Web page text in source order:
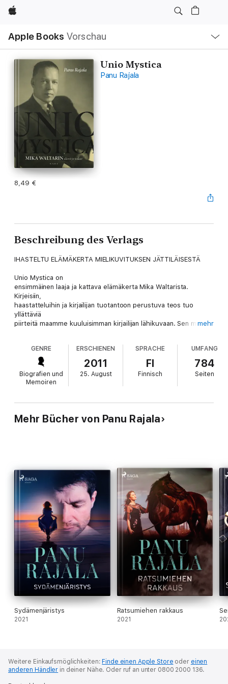
Apple
Apple Books Vorschau
Navigation
Menü
öffnen
Unio Mystica
Panu Rajala
8,49 €
Beschreibung des Verlags
IHASTELTU ELÄMÄKERTA MIELIKUVITUKSEN JÄTTILÄISESTÄ
Unio Mystica on
ensimmäinen laaja ja kattava elämäkerta Mika Waltarista.
Kirjeisiin,
haastatteluihin ja kirjailijan tuotantoon perustuva teos tuo
yllättäviä
piirteitä maamme kuuluisimman kirjailijan lähikuvaan. Sen myötä
rakastumisen ja
karvaan pettymyksen aallokot, jotka Waltari eli huippuja ja
pohjia myöten.
Täyttymyksen hetkinä hän saavutti unenomaisen yhteyden
menneisiin aikakausiin
Unio
Mystica oli vuoden 2008 puhutuimpia ja
mehr
GENRE
Biografien und
Memoiren
ERSCHIENEN
2011
25. August
SPRACHE
FI
Finnisch
UMFANG
784
Seiten
Mehr Bücher von Panu Rajala
Sydämenjäristys
2021
Ratsumiehen rakkaus
2021
Weitere Einkaufsmöglichkeiten:Finde einen Apple Store oder einen
anderen Händler in deiner Nähe. Oder ruf an unter 0800 2000 136.